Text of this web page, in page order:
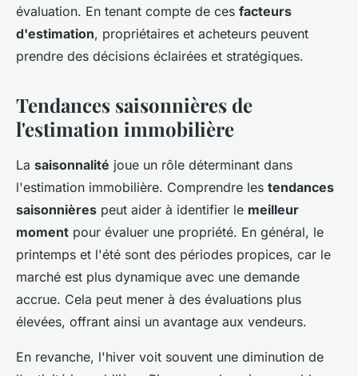
évaluation. En tenant compte de ces facteurs
d'estimation, propriétaires et acheteurs peuvent
prendre des décisions éclairées et stratégiques.
Tendances saisonnières de
l'estimation immobilière
La saisonnalité joue un rôle déterminant dans
l'estimation immobilière. Comprendre les tendances
saisonnières peut aider à identifier le meilleur
moment pour évaluer une propriété. En général, le
printemps et l'été sont des périodes propices, car le
marché est plus dynamique avec une demande
accrue. Cela peut mener à des évaluations plus
élevées, offrant ainsi un avantage aux vendeurs.
En revanche, l'hiver voit souvent une diminution de